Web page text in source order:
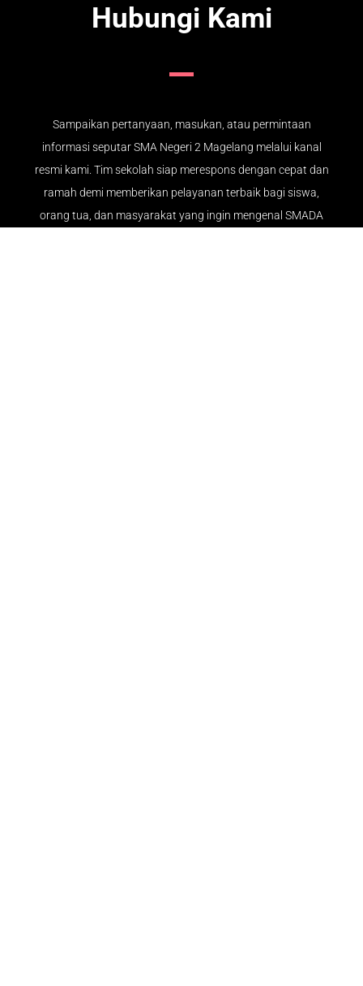
Hubungi Kami
Sampaikan pertanyaan, masukan, atau permintaan
informasi seputar SMA Negeri 2 Magelang melalui kanal
resmi kami. Tim sekolah siap merespons dengan cepat dan
ramah demi memberikan pelayanan terbaik bagi siswa,
orang tua, dan masyarakat yang ingin mengenal SMADA